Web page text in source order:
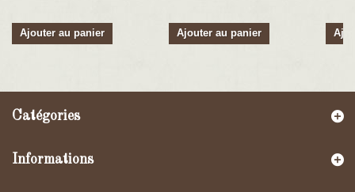
Ajouter au panier Ajouter au panier
Catégories
Informations